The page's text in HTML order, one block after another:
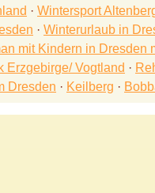
· Wintersport
· Winterurlaub in
mit Kindern in Dresden
Erzgebirge/ Vogtland ·
Dresden · Keilberg ·